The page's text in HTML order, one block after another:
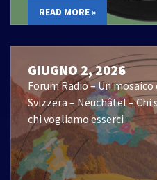
READ MORE »
GIUGNO 2, 2026
Forum Radio – Un
Svizzera – Neuchâtel –
chi vogliamo esserci